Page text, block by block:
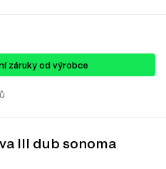
záruky od výrobce
III dub sonoma